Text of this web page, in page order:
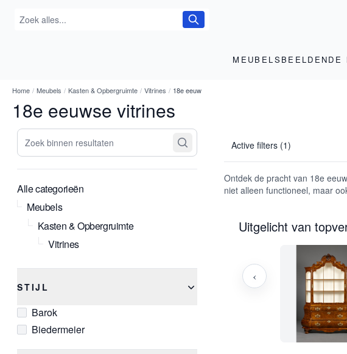
MEUBELS BEELDENDE
Home / Meubels / Kasten & Opbergruimte / Vitrines / 18e eeuw
18e eeuwse vitrines
Zoek binnen resultaten
Alle categorieën
Meubels
Kasten & Opbergruimte
Vitrines
STIJL
Barok
Biedermeier
Active filters (1)
Ontdek de pracht van 18e
niet alleen functioneel, maar
Uitgelicht van
‹